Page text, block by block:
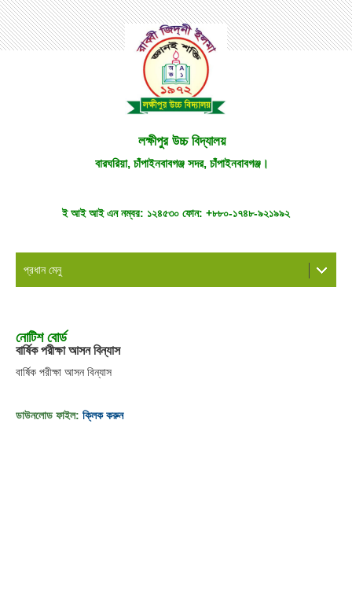
লক্ষীপুর উচ্চ বিদ্যালয়
বারঘরিয়া, চাঁপাইনবাবগঞ্জ সদর, চাঁপাইনবাবগঞ্জ।
ই আই আই এন নম্বর: ১২৪৫৩০ ফোন: +৮৮০-১৭৪৮-৯২১৯৯২
প্রধান মেনু
নোটিশ বোর্ড
বার্ষিক পরীক্ষা আসন বিন্যাস
বার্ষিক পরীক্ষা আসন বিন্যাস
ডাউনলোড ফাইল: ক্লিক করুন